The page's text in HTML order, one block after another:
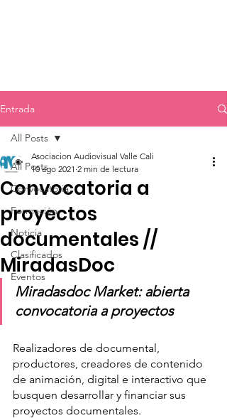
Entrada
All Posts
Convocatoria
Formación
Noticia
Clasificados
Eventos
All Posts
Convocatoria a
proyectos
documentales //
MiradasDoc
Asociacion Audiovisual Valle Cali
10 ago 2021 2 min de lectura
Miradasdoc Market: abierta
convocatoria a proyectos
Realizadores de documental,
productores, creadores de contenido
de animación, digital e interactivo que
busquen desarrollar y financiar sus
proyectos documentales.